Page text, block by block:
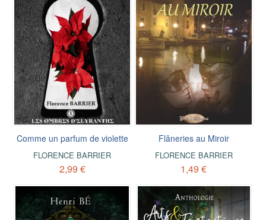
Comme un parfum de violette
FLORENCE BARRIER
2,99 €
Flâneries au Miroir
FLORENCE BARRIER
1,49 €